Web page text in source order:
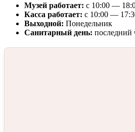
Музей работает: с 10:00 —
Касса работает: с 10:00 —
Выходной: Понедельник
Санитарный день: последний